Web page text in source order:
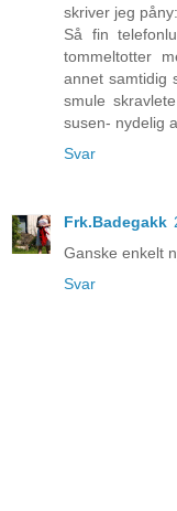
skriver jeg påny:
Så fin
tommeltotter
annet samtidig
smule
susen- nydelig
Svar
Frk.Badegakk
Ganske enkelt
Svar